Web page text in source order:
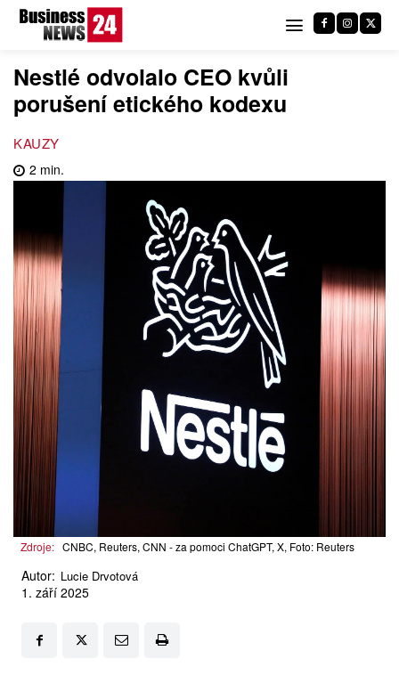
Nestlé odvolalo CEO kvůli
porušení etického kodexu
KAUZY
2 min.
Zdroje: CNBC, Reuters, CNN - za pomoci ChatGPT, X, Foto: Reuters
Autor: Lucie Drvotová
1. září 2025